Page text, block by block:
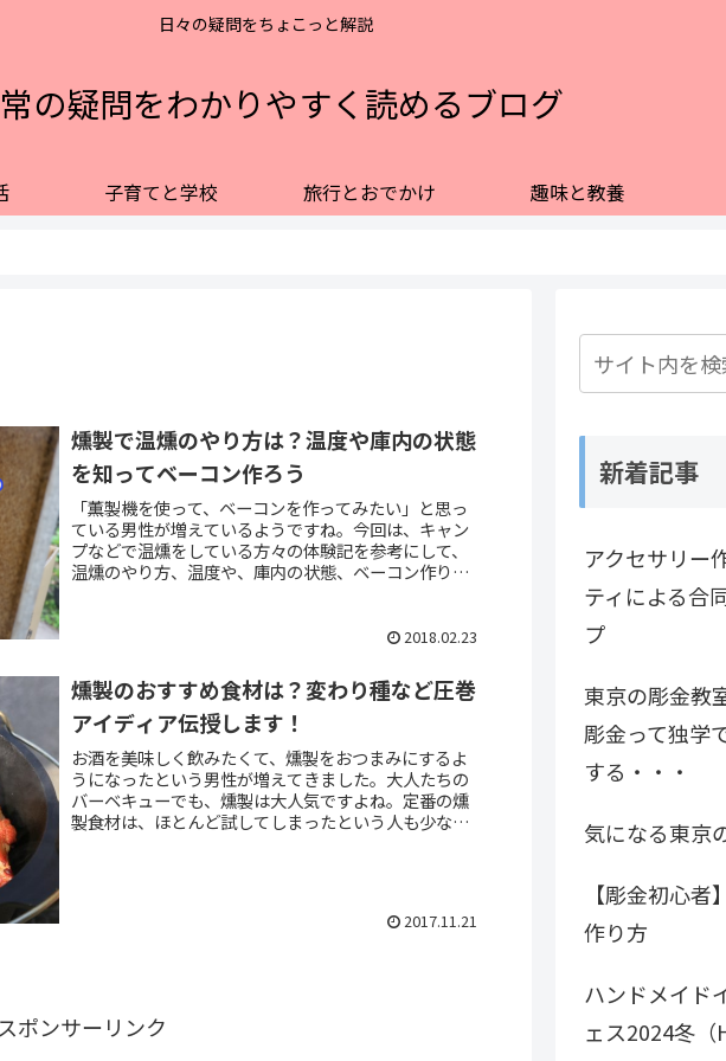
日々の疑問をちょこっと解説
の疑問をわかりやすく読めるブログ
子育てと学校 旅行とおでかけ 趣味と教養
燻製で温燻のやり方は？温度や庫内の状態
を知ってベーコン作ろう
「薫製機を使って、ベーコンを作ってみたい」と思っ
ている男性が増えているようですね。今回は、キャン
プなどで温燻をしている方々の体験記を参考にして、
温燻のやり方、温度や、庫内の状態、ベーコン作りの
2018.02.23
燻製のおすすめ食材は？変わり種など圧巻
アイディア伝授します！
お酒を美味しく飲みたくて、燻製をおつまみにするよ
うになったという男性が増えてきました。大人たちの
バーベキューでも、燻製は大人気ですよね。定番の燻
製食材は、ほとんど試してしまったという人も少なく
2017.11.21
ポンサーリンク
新着記事
アクセサリー
ティによる合
プ
東京の彫金教
彫金って独学
する・・・
気になる東京
【彫金初心
作り方
ハンドメイド
ェス2024冬（